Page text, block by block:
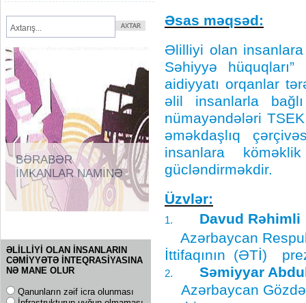
Əsas məqsəd:
Əlilliyi olan
Səhiyyə hüquqları”
aidiyyatı orqanlar
əlil insanlarla
nümayəndələri
əməkdaşlıq
insanlara
gücləndirməkdir.
Üzvlər:
1.
Davud Rəhimli
Azərbaycan
İttifaqının (ƏTİ)
2.
Səmiyyar
Azərbaycan
BƏRABƏR
İMKANLAR NAMİNƏ
ƏLİLLİYİ OLAN İNSANLARIN
CƏMİYYƏTƏ İNTEQRASİYASINA
NƏ MANE OLUR
Qanunların zəif icra olunması